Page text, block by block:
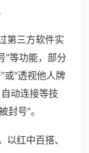
第三方软件实
”等功能，部分
或“透视他人牌
动连接等技
封号”。
红中百搭、